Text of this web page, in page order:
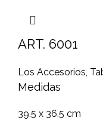
ART. 6001
Los Accesorios,
Medidas
39.5 x 36.5 cm